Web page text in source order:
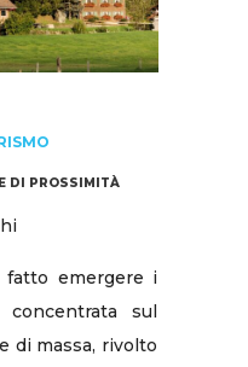
DI PROSSIMITÀ
fatto emergere i
sul
di massa, rivolto